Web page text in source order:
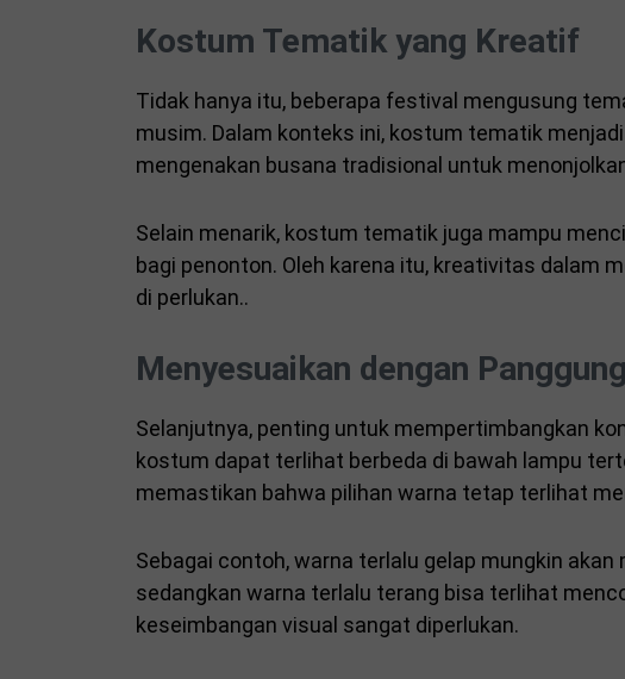
Kostum Tematik yang Kreatif
Tidak hanya itu, beberapa festival mengusung
musim. Dalam konteks ini, kostum tematik
mengenakan busana tradisional untuk
Selain menarik, kostum tematik juga mampu
bagi penonton. Oleh karena itu, kreativitas dalam
di perlukan..
Menyesuaikan dengan
Selanjutnya, penting untuk mempertimbangkan
kostum dapat terlihat berbeda di bawah lampu
memastikan bahwa pilihan warna tetap terlihat
Sebagai contoh, warna terlalu gelap mungkin
sedangkan warna terlalu terang bisa terlihat
keseimbangan visual sangat diperlukan.